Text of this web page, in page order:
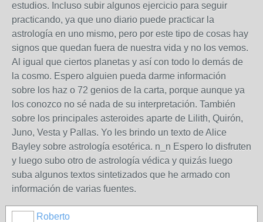
estudios. Incluso subir algunos ejercicio para seguir
practicando, ya que uno diario puede practicar la
astrología en uno mismo, pero por este tipo de cosas hay
signos que quedan fuera de nuestra vida y no los vemos.
Al igual que ciertos planetas y así con todo lo demás de
la cosmo. Espero alguien pueda darme información
sobre los haz o 72 genios de la carta, porque aunque ya
los conozco no sé nada de su interpretación. También
sobre los principales asteroides aparte de Lilith, Quirón,
Juno, Vesta y Pallas. Yo les brindo un texto de Alice
Bayley sobre astrología esotérica. n_n Espero lo disfruten
y luego subo otro de astrología védica y quizás luego
suba algunos textos sintetizados que he armado con
información de varias fuentes.
Roberto